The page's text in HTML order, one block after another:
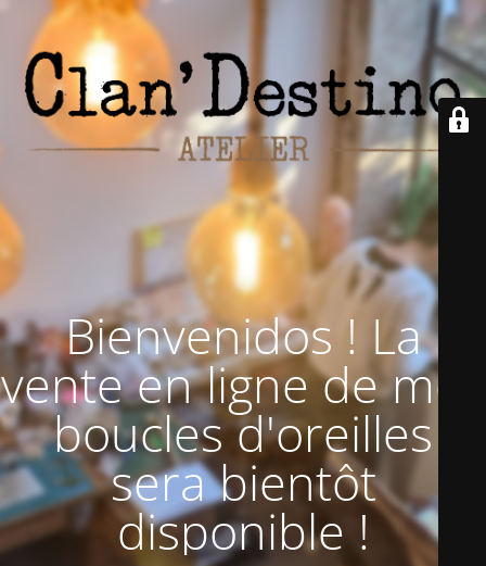
Bienvenidos ! La
vente en ligne de mes
boucles d'oreilles
sera bientôt
disponible !